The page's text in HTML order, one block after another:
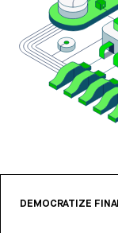
DEMOCRATIZE